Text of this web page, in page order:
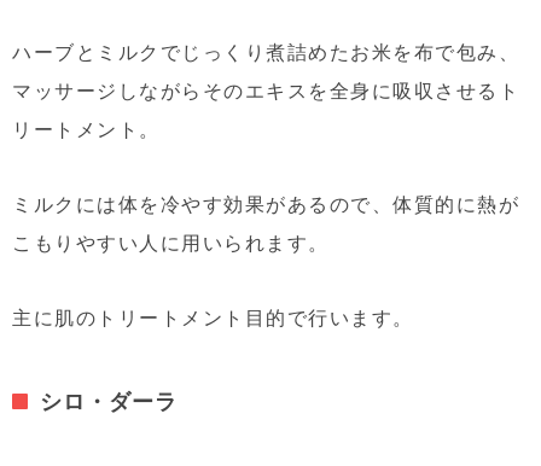
ハーブとミルクでじっくり煮詰めたお米を布で包み、
マッサージしながらそのエキスを全身に吸収させるト
リートメント。
ミルクには体を冷やす効果があるので、体質的に熱が
こもりやすい人に用いられます。
主に肌のトリートメント目的で行います。
シロ・ダーラ